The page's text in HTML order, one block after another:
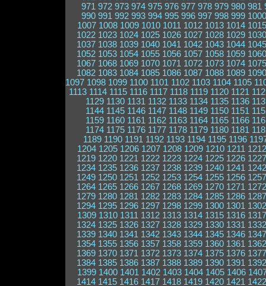
971 972 973 974 975 976 977 978 979 980 981
990 991 992 993 994 995 996 997 998 999 1000
1007 1008 1009 1010 1011 1012 1013 1014 1015
1022 1023 1024 1025 1026 1027 1028 1029 1030
1037 1038 1039 1040 1041 1042 1043 1044 1045
1052 1053 1054 1055 1056 1057 1058 1059 1060
1067 1068 1069 1070 1071 1072 1073 1074 1075
1082 1083 1084 1085 1086 1087 1088 1089 1090
1097 1098 1099 1100 1101 1102 1103 1104 1105
1113 1114 1115 1116 1117 1118 1119 1120 1121
1129 1130 1131 1132 1133 1134 1135 1136
1144 1145 1146 1147 1148 1149 1150 1151
1159 1160 1161 1162 1163 1164 1165 1166
1174 1175 1176 1177 1178 1179 1180 1181
1189 1190 1191 1192 1193 1194 1195 1196
1204 1205 1206 1207 1208 1209 1210 1211 1212
1219 1220 1221 1222 1223 1224 1225 1226 1227
1234 1235 1236 1237 1238 1239 1240 1241 1242
1249 1250 1251 1252 1253 1254 1255 1256 1257
1264 1265 1266 1267 1268 1269 1270 1271 1272
1279 1280 1281 1282 1283 1284 1285 1286 1287
1294 1295 1296 1297 1298 1299 1300 1301 1302
1309 1310 1311 1312 1313 1314 1315 1316 1317
1324 1325 1326 1327 1328 1329 1330 1331 1332
1339 1340 1341 1342 1343 1344 1345 1346 1347
1354 1355 1356 1357 1358 1359 1360 1361 1362
1369 1370 1371 1372 1373 1374 1375 1376 1377
1384 1385 1386 1387 1388 1389 1390 1391 1392
1399 1400 1401 1402 1403 1404 1405 1406
1414 1415 1416 1417 1418 1419 1420 1421 1422